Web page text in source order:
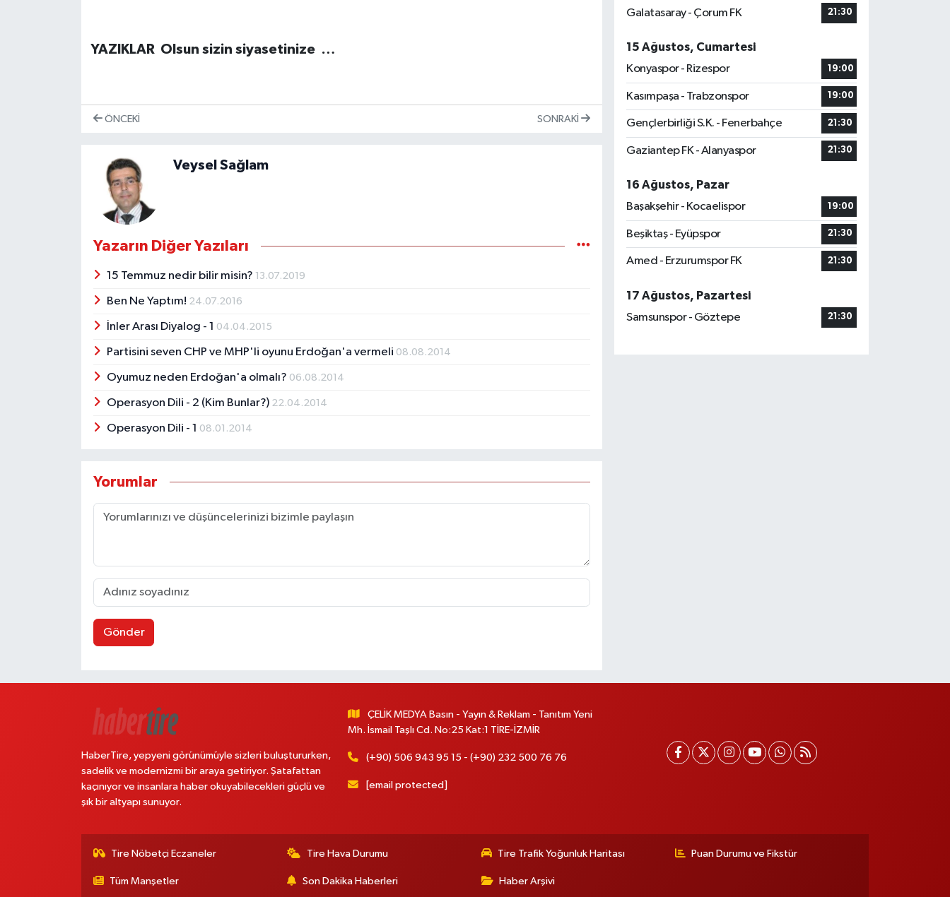
YAZIKLAR Olsun sizin siyasetinize …
ÖNCEKI SONRAKI
Veysel Sağlam
Yazarın Diğer Yazıları
15 Temmuz nedir bilir misin? 13.07.2019
Ben Ne Yaptım! 24.07.2016
İnler Arası Diyalog - 1 04.04.2015
Partisini seven CHP ve MHP'li oyunu Erdoğan'a vermeli 08.08.2014
Oyumuz neden Erdoğan'a olmalı? 06.08.2014
Operasyon Dili - 2 (Kim Bunlar?) 22.04.2014
Operasyon Dili - 1 08.01.2014
Yorumlar
Gönder
Galatasaray - Çorum FK
21:30
15 Ağustos, Cumartesi
Konyaspor - Rizespor
19:00
Kasımpaşa - Trabzonspor 19:00
Gençlerbirliği S.K. - Fenerbahçe 21:30
Gaziantep FK - Alanyaspor 21:30
16 Ağustos, Pazar
Başakşehir - Kocaelispor
19:00
Beşiktaş - Eyüpspor 21:30
Amed - Erzurumspor FK 21:30
17 Ağustos, Pazartesi
Samsunspor - Göztepe
21:30
HaberTire, yepyeni görünümüyle sizleri buluştururken,
sadelik ve modernizmi bir araya getiriyor. Şatafattan
kaçınıyor ve insanlara haber okuyabilecekleri güçlü ve
şık bir altyapı sunuyor.
ÇELİK MEDYA Basın - Yayın & Reklam - Tanıtım Yeni
Mh. İsmail Taşlı Cd. No:25 Kat:1 TİRE-İZMİR
(+90) 506 943 95 15 - (+90) 232 500 76 76
[email protected]
Tire Nöbetçi Eczaneler Tire Hava Durumu Tire Trafik Yoğunluk Haritası Puan Durumu ve Fikstür
Tüm Manşetler Son Dakika Haberleri Haber Arşivi